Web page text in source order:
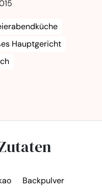
Hauptgericht
Backpulver